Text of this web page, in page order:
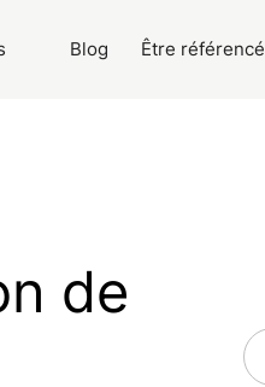
Blog Être référencé
de